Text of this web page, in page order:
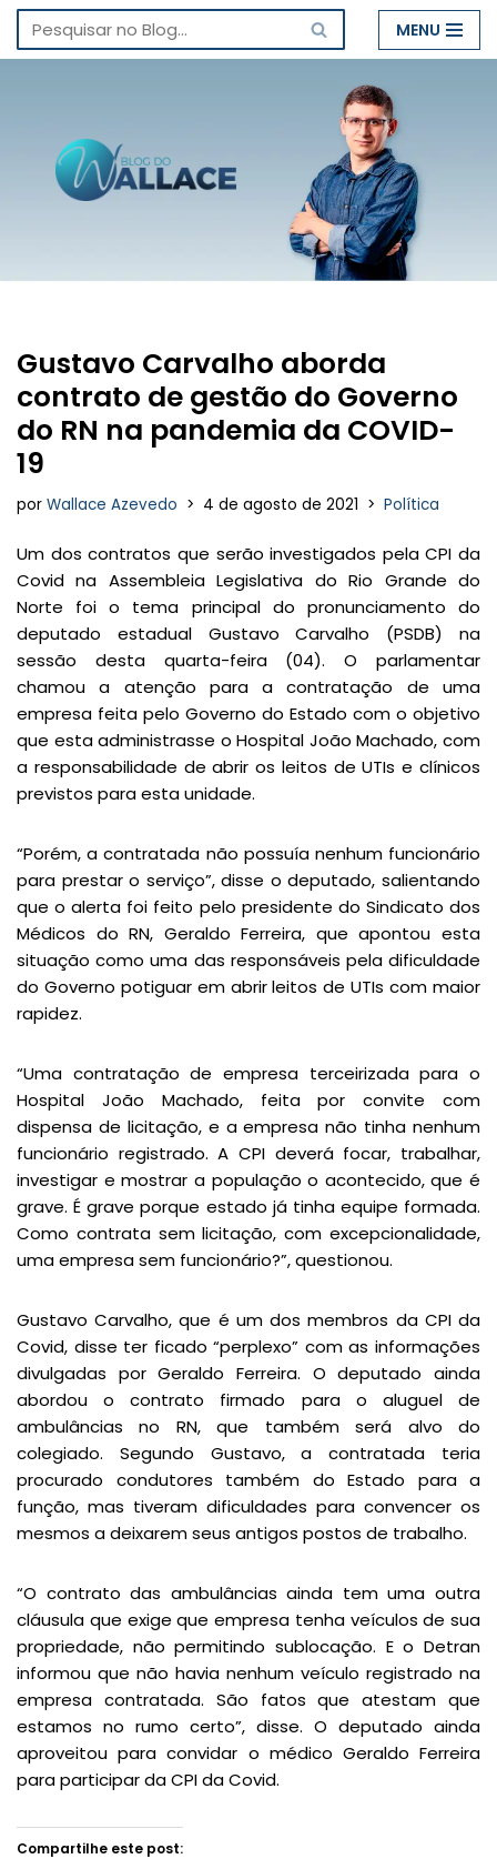
Pular
conteúdo
MENU
Gustavo Carvalho aborda
contrato de gestão do Governo
do RN na pandemia da COVID-
19
por Wallace Azevedo 4 de agosto de 2021 Política
Um dos contratos que serão investigados pela CPI da
Covid na Assembleia Legislativa do Rio Grande do
Norte foi o tema principal do pronunciamento do
deputado estadual Gustavo Carvalho (PSDB) na
sessão desta quarta-feira (04). O parlamentar
chamou a atenção para a contratação de uma
empresa feita pelo Governo do Estado com o objetivo
que esta administrasse o Hospital João Machado, com
a responsabilidade de abrir os leitos de UTIs e clínicos
previstos para esta unidade.
“Porém, a contratada não possuía nenhum funcionário
para prestar o serviço”, disse o deputado, salientando
que o alerta foi feito pelo presidente do Sindicato dos
Médicos do RN, Geraldo Ferreira, que apontou esta
situação como uma das responsáveis pela dificuldade
do Governo potiguar em abrir leitos de UTIs com maior
rapidez.
“Uma contratação de empresa terceirizada para o
Hospital João Machado, feita por convite com
dispensa de licitação, e a empresa não tinha nenhum
funcionário registrado. A CPI deverá focar, trabalhar,
investigar e mostrar a população o acontecido, que é
grave. É grave porque estado já tinha equipe formada.
Como contrata sem licitação, com excepcionalidade,
uma empresa sem funcionário?”, questionou.
Gustavo Carvalho, que é um dos membros da CPI da
Covid, disse ter ficado “perplexo” com as informações
divulgadas por Geraldo Ferreira. O deputado ainda
abordou o contrato firmado para o aluguel de
ambulâncias no RN, que também será alvo do
colegiado. Segundo Gustavo, a contratada teria
procurado condutores também do Estado para a
função, mas tiveram dificuldades para convencer os
mesmos a deixarem seus antigos postos de trabalho.
“O contrato das ambulâncias ainda tem uma outra
cláusula que exige que empresa tenha veículos de sua
propriedade, não permitindo sublocação. E o Detran
informou que não havia nenhum veículo registrado na
empresa contratada. São fatos que atestam que
estamos no rumo certo”, disse. O deputado ainda
aproveitou para convidar o médico Geraldo Ferreira
para participar da CPI da Covid.
Compartilhe este post: